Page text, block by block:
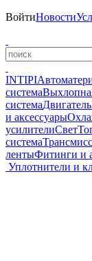
ВойтиНовости
INTIPI
система
системаДвигатель
и аксессуары
усилителиСвет
система
лентыФитинги и
Уплотнители и